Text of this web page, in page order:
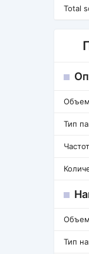
Total
Тип
Тип